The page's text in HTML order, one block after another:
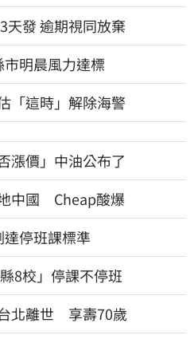
天發 逾期視同放棄
明晨風力達標
「這時」解除海警
漲價」中油公布了
地中國 Cheap酸爆
停班課標準
8校」停課不停班
北離世 享壽70歲